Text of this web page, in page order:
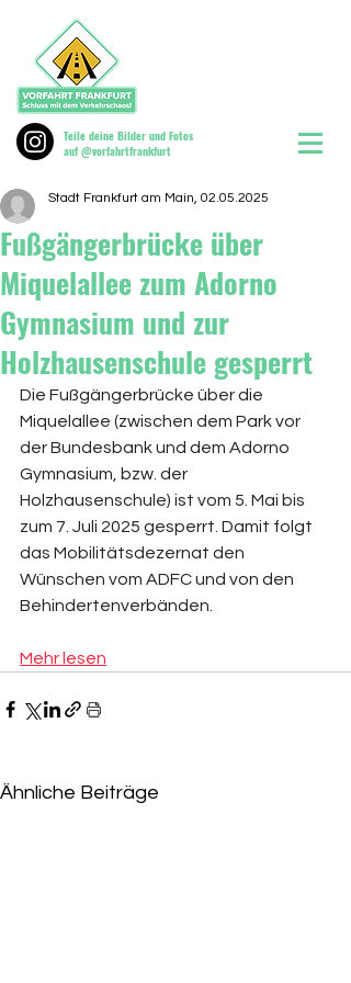
Teile deine Bilder und Fotos
auf @vorfahrtfrankfurt
Fußgängerbrücke über
Miquelallee zum Adorno
Gymnasium und zur
Holzhausenschule gesperrt
Stadt Frankfurt am Main, 02.05.2025
Die Fußgängerbrücke über die
Miquelallee (zwischen dem Park vor
der Bundesbank und dem Adorno
Gymnasium, bzw. der
Holzhausenschule) ist vom 5. Mai bis
zum 7. Juli 2025 gesperrt. Damit folgt
das Mobilitätsdezernat den
Wünschen vom ADFC und von den
Behindertenverbänden.
Mehr lesen
Ähnliche Beiträge